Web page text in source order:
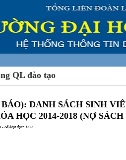
QL đào tạo
DANH SÁCH SINH
HỌC 2014-2018 (NỢ
- Số lượt đọc: 1272